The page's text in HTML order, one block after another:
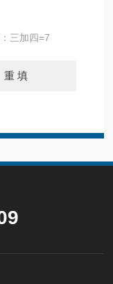
三加四=7